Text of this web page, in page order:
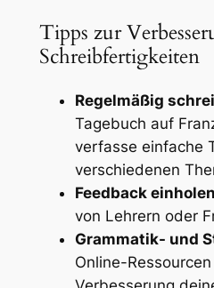
Tipps zur
Schreibfertigkeiten
Regelmäßig
Tagebuch auf
verfasse einfache
verschiedenen
Feedback
von Lehrern oder
Grammatik- und
Online-